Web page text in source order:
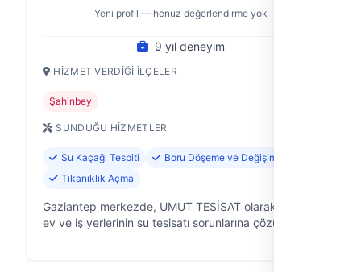
Yeni profil — henüz değerlendirme yok
9 yıl deneyim
HIZMET VERDIĞI İLÇELER
Şahinbey
SUNDUĞU HIZMETLER
Su Kaçağı Tespiti
Boru Döşeme ve Değişimi
Tıkanıklık Açma
Gaziantep merkezde, UMUT TESİSAT olarak 9 yıldır
ev ve iş yerlerinin su tesisatı sorunlarına çözüm